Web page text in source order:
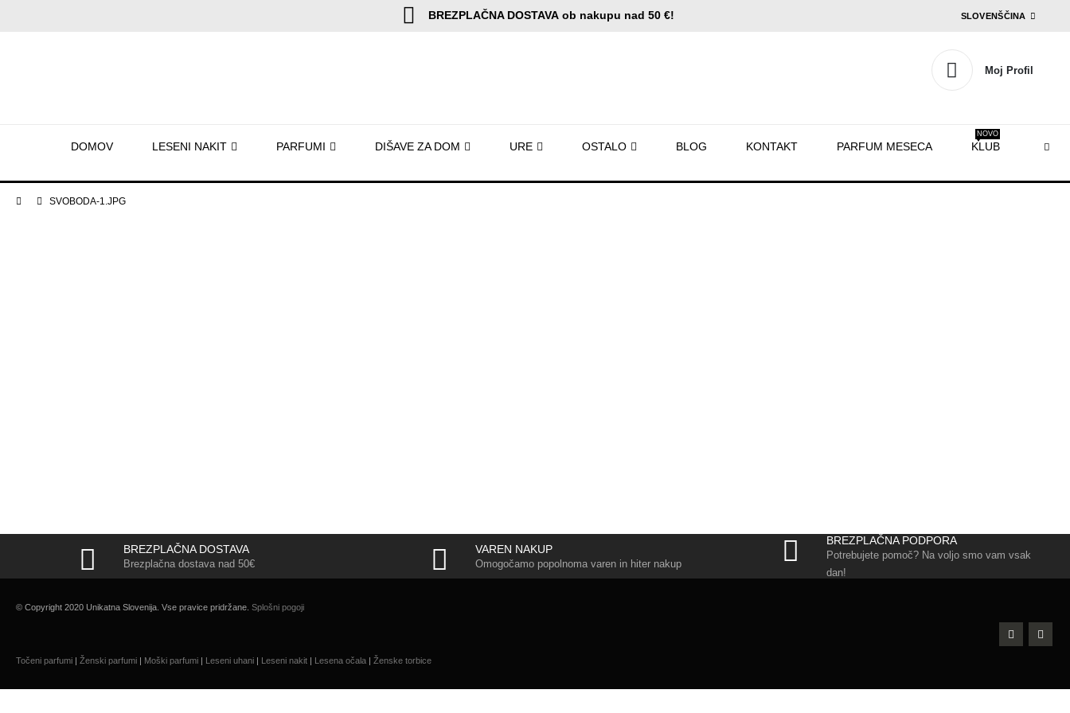
BREZPLAČNA DOSTAVA ob nakupu nad 50 €! SLOVENŠČINA
Moj Profil
DOMOV LESENI NAKIT PARFUMI DIŠAVE ZA DOM URE OSTALO BLOG KONTAKT PARFUM MESECA KLUB
NOVO
SVOBODA-1.JPG
BREZPLAČNA DOSTAVA
Brezplačna dostava nad 50€
VAREN NAKUP
Omogočamo popolnoma varen in hiter nakup
BREZPLAČNA PODPORA
Potrebujete pomoč? Na voljo smo vam vsak
dan!
© Copyright 2020 Unikatna Slovenija. Vse pravice pridržane. Splošni pogoji
Točeni parfumi | Ženski parfumi | Moški parfumi | Leseni uhani | Leseni nakit | Lesena očala | Ženske torbice